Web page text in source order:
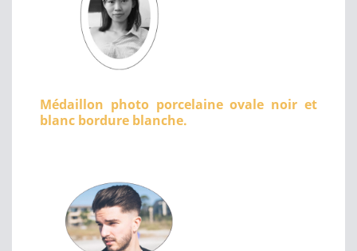
Médaillon photo porcelaine ovale noir et
blanc bordure blanche.